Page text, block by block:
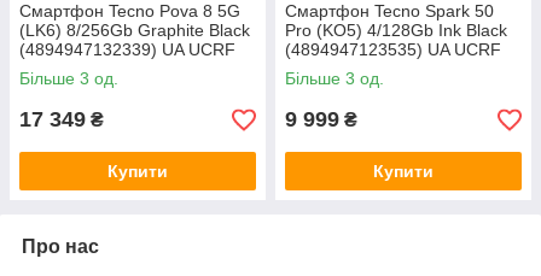
Смартфон Tecno Pova 8 5G
(LK6) 8/256Gb Graphite Black
(4894947132339) UA UCRF
Більше 3 од.
17 349 ₴
Купити
Смартфон Tecno Spark 50
Pro (KO5) 4/128Gb Ink Black
(4894947123535) UA UCRF
Більше 3 од.
9 999 ₴
Купити
Про нас